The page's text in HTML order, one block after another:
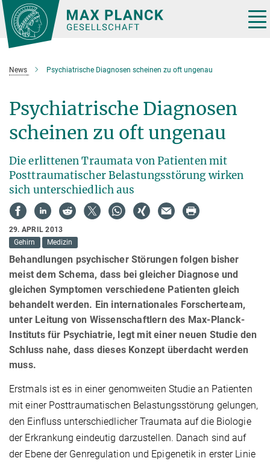
Hauptinhalt
News Psychiatrische Diagnosen scheinen zu oft ungenau
Psychiatrische Diagnosen
scheinen zu oft ungenau
Die erlittenen Traumata von Patienten mit
Posttraumatischer Belastungsstörung wirken
sich unterschiedlich aus
29. APRIL 2013
Gehirn
Medizin
Behandlungen psychischer Störungen folgen bisher
meist dem Schema, dass bei gleicher Diagnose und
gleichen Symptomen verschiedene Patienten gleich
behandelt werden. Ein internationales Forscherteam,
unter Leitung von Wissenschaftlern des Max-Planck-
Instituts für Psychiatrie, legt mit einer neuen Studie den
Schluss nahe, dass dieses Konzept überdacht werden
muss.
Erstmals ist es in einer genomweiten Studie an Patienten
mit einer Posttraumatischen Belastungsstörung gelungen,
den Einfluss unterschiedlicher Traumata auf die Biologie
der Erkrankung eindeutig darzustellen. Danach sind auf
der Ebene der Genregulation und Epigenetik in erster Linie